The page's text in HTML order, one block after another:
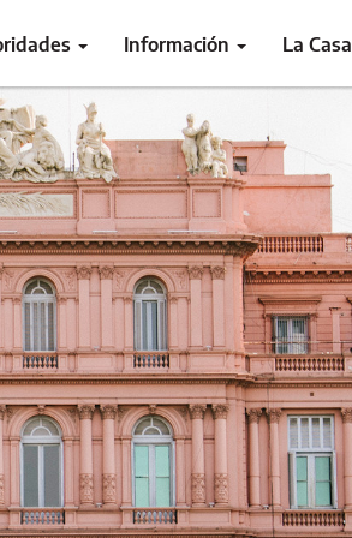
Información La Casa